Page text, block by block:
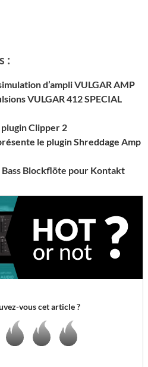
:
d’ampli VULGAR AMP
VULGAR 412 SPECIAL
Clipper 2
le plugin Shreddage Amp
Blockflöte pour Kontakt
vous cet article ?